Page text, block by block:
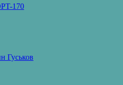
170
Гуськов